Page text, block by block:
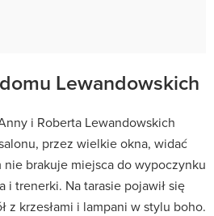
Lewandowskich
i Roberta Lewandowskich
przez wielkie okna, widać
brakuje miejsca do wypoczynku
i trenerki. Na tarasie pojawił się
z krzesłami i lampani w stylu boho.